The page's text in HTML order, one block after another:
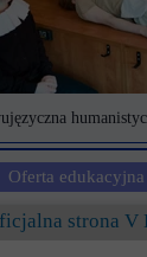
Oferta edukacyjna
strona V